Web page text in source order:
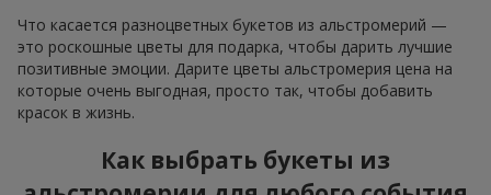
Что касается разноцветных букетов из альстромерий —
это роскошные цветы для подарка, чтобы дарить лучшие
позитивные эмоции. Дарите цветы альстромерия цена на
которые очень выгодная, просто так, чтобы добавить
красок в жизнь.
Как выбрать букеты из